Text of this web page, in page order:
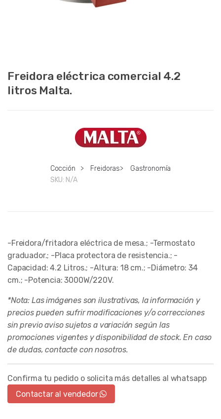
Freidora eléctrica comercial 4.2
litros Malta.
Cocción > Freidoras>
Gastronomía
SKU: N/A
-Freidora/fritadora eléctrica de mesa.; -Termostato
graduador.; -Placa protectora de resistencia.; -
Capacidad: 4.2 Litros.; -Altura: 18 cm.; -Diámetro: 34
cm.; -Potencia: 3000W/220V.
*Nota: Las imágenes son ilustrativas, la información y
precios pueden sufrir modificaciones y/o correcciones
sin previo aviso sujetos a variación según las
promociones vigentes y disponibilidad de stock. En caso
de dudas, contacte con nosotros.
Confirma tu pedido o solicita más detalles al whatsapp
Contactar al vendedor